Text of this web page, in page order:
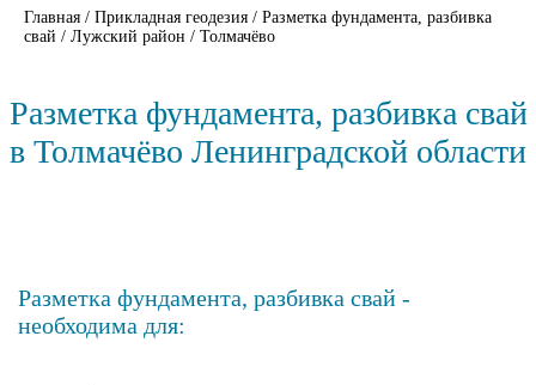
Главная / Прикладная геодезия / Разметка фундамента, разбивка
свай / Лужский район / Толмачёво
Разметка фундамента, разбивка свай
в Толмачёво Ленинградской области
Разметка фундамента, разбивка свай -
необходима для: